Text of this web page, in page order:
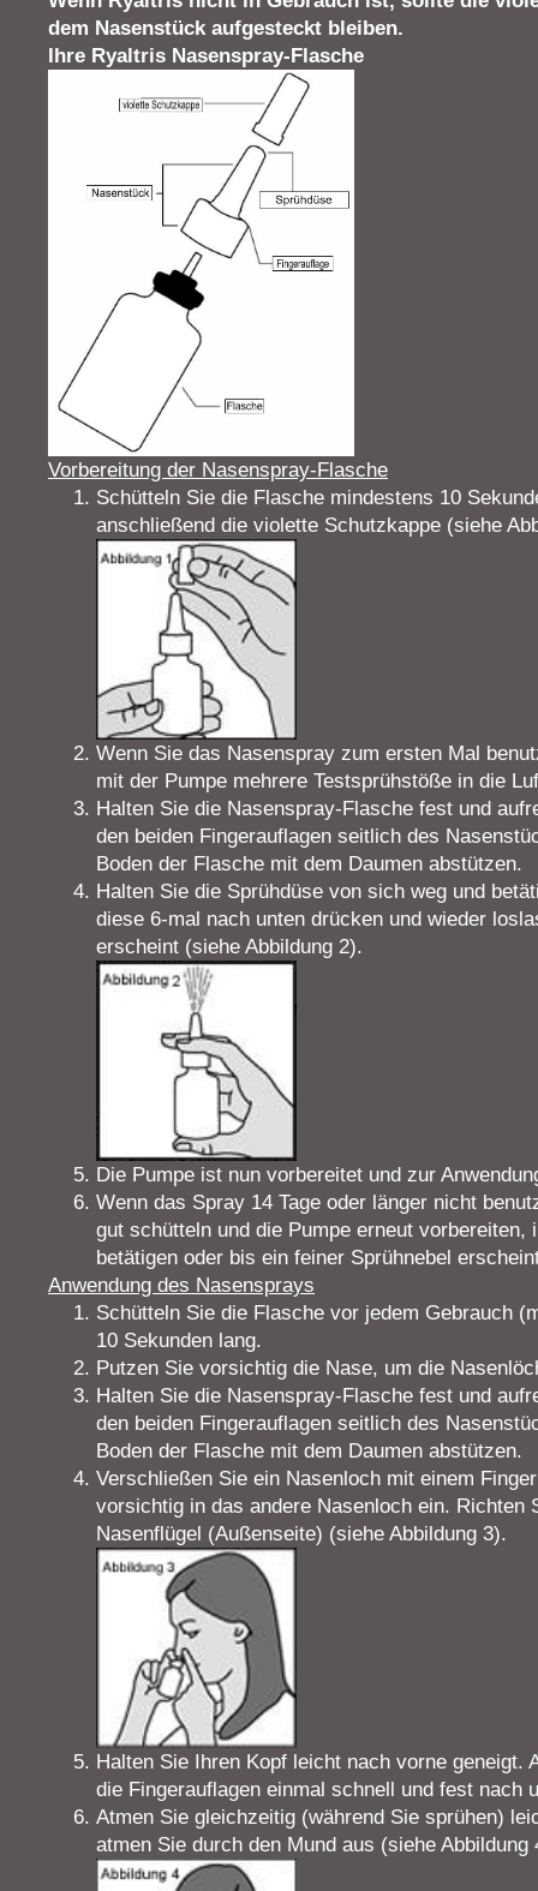
dem Nasenstück aufgesteckt bleiben.
Ihre Ryaltris Nasenspray-Flasche
Vorbereitung der Nasenspray-Flasche
Schütteln Sie die Flasche mindestens 10
anschließend die violette Schutzkappe (siehe
Wenn Sie das Nasenspray zum ersten Mal
mit der Pumpe mehrere Testsprühstöße in die
Halten Sie die Nasenspray-Flasche fest und
den beiden Fingerauflagen seitlich des
Boden der Flasche mit dem Daumen abstützen.
Halten Sie die Sprühdüse von sich weg und
diese 6-mal nach unten drücken und wieder
erscheint (siehe Abbildung 2).
Die Pumpe ist nun vorbereitet und zur
Wenn das Spray 14 Tage oder länger nicht
gut schütteln und die Pumpe erneut vorbereiten,
betätigen oder bis ein feiner Sprühnebel
Anwendung des Nasensprays
Schütteln Sie die Flasche vor jedem Gebrauch
10 Sekunden lang.
Putzen Sie vorsichtig die Nase, um die
Halten Sie die Nasenspray-Flasche fest und
den beiden Fingerauflagen seitlich des
Boden der Flasche mit dem Daumen abstützen.
Verschließen Sie ein Nasenloch mit einem
vorsichtig in das andere Nasenloch ein. Richten
Nasenflügel (Außenseite) (siehe Abbildung 3).
Halten Sie Ihren Kopf leicht nach vorne geneigt.
die Fingerauflagen einmal schnell und fest nach
Atmen Sie gleichzeitig (während Sie sprühen)
atmen Sie durch den Mund aus (siehe Abbildung